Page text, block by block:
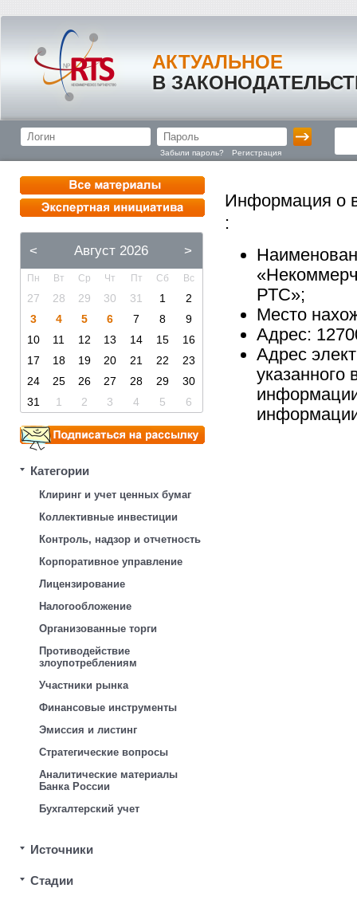
АКТУАЛЬНОЕ
В
Забыли пароль? Регистрация
< Август 2026 >
Пн Вт Ср Чт Пт Сб Вс
27 28 29 30 31 1
2
3
4 5 6 7 8
9
10
11 12 13 14 15
16
17
18 19 20 21 22
23
24
25 26 27 28 29
30
31
1 2 3 4 5 6
Категории
Клиринг и учет ценных бумаг
Коллективные инвестиции
Контроль, надзор и отчетность
Корпоративное управление
Лицензирование
Налогообложение
Организованные торги
Противодействие
злоупотреблениям
Участники рынка
Финансовые инструменты
Эмиссия и листинг
Стратегические вопросы
Аналитические материалы
Банка России
Бухгалтерский учет
Источники
Стадии
Информация о
:
РТС»;
Место
Адрес:
Адрес
указанного